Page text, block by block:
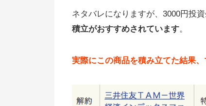
【参考】手数料が安いバラン
ァンドの成績
儲かってる「他のおすすめ投
ほったらかしOKのインデック
ネタバレになりますが、3000円投
積立がおすすめされています。
実際にこの商品を積み立てた結果